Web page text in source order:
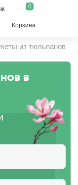
0
Корзина
из тюльпанов
в